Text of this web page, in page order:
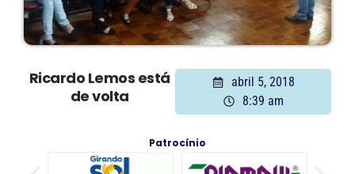
Ricardo Lemos está
de volta
abril 5, 2018
8:39 am
Patrocínio